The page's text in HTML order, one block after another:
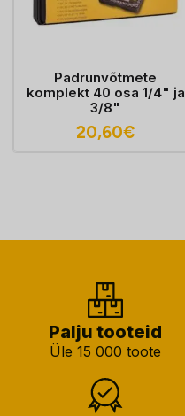
Padrunvõtmete
komplekt 40 osa 1/4" ja
3/8"
20,60€
Palju tooteid
Üle 15 000 toote